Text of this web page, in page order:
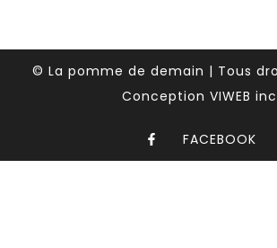
© La pomme de demain | Tous
Conception VIWEB
FACEBOOK